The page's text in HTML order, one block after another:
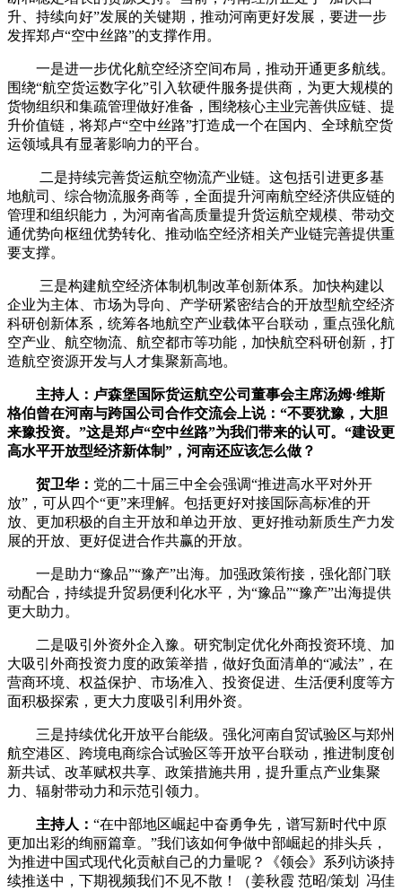
升、持续向好”发展的关键期，推动河南更好发展，要进一步
发挥郑卢“空中丝路”的支撑作用。
一是进一步优化航空经济空间布局，推动开通更多航线。
围绕“航空货运数字化”引入软硬件服务提供商，为更大规模的
货物组织和集疏管理做好准备，围绕核心主业完善供应链、提
升价值链，将郑卢“空中丝路”打造成一个在国内、全球航空货
运领域具有显著影响力的平台。
二是持续完善货运航空物流产业链。 这包括引进更多基
地航司、综合物流服务商等，全面提升河南航空经济供应链的
管理和组织能力，为河南省高质量提升货运航空规模、带动交
通优势向枢纽优势转化、推动临空经济相关产业链完善提供重
要支撑。
三是构建航空经济体制机制改革创新体系。加快构建以
企业为主体、市场为导向、产学研紧密结合的开放型航空经济
科研创新体系，统筹各地航空产业载体平台联动，重点强化航
空产业、航空物流、航空都市等功能，加快航空科研创新，打
造航空资源开发与人才集聚新高地。
主持人：卢森堡国际货运航空公司董事会主席汤姆·维斯
格伯曾在河南与跨国公司合作交流会上说：“不要犹豫，大胆
来豫投资。”这是郑卢“空中丝路”为我们带来的认可。“建设更
高水平开放型经济新体制”，河南还应该怎么做？
贺卫华： 党的二十届三中全会强调“推进高水平对外开
放”，可从四个“更”来理解。包括更好对接国际高标准的开
放、更加积极的自主开放和单边开放、更好推动新质生产力发
展的开放、更好促进合作共赢的开放。
一是助力“豫品”“豫产”出海。加强政策衔接，强化部门联
动配合，持续提升贸易便利化水平，为“豫品”“豫产”出海提供
更大助力。
二是吸引外资外企入豫。研究制定优化外商投资环境、加
大吸引外商投资力度的政策举措，做好负面清单的“减法”，在
营商环境、权益保护、市场准入、投资促进、生活便利度等方
面积极探索，更大力度吸引利用外资。
三是持续优化开放平台能级。强化河南自贸试验区与郑州
航空港区、跨境电商综合试验区等开放平台联动，推进制度创
新共试、改革赋权共享、政策措施共用，提升重点产业集聚
力、辐射带动力和示范引领力。
主持人： “在中部地区崛起中奋勇争先，谱写新时代中原
更加出彩的绚丽篇章。”我们该如何争做中部崛起的排头兵，
为推进中国式现代化贡献自己的力量呢？《领会》系列访谈持
续推送中，下期视频我们不见不散！
（姜秋霞 范昭/策划 冯佳